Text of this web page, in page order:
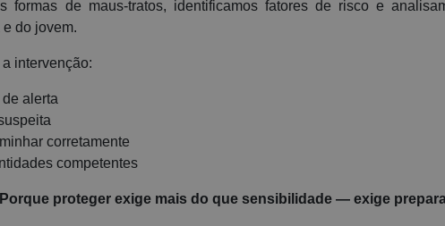
formas de maus-tratos, identificamos fatores de risco e
do jovem.
intervenção:
alerta
corretamente
competentes
Porque proteger exige mais do que sensibilidade — exige